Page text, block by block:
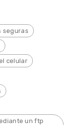
seguras
celular
un ftp